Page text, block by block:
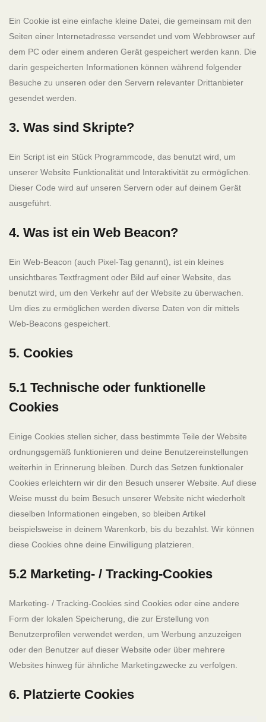
Ein Cookie ist eine einfache kleine Datei, die gemeinsam mit den
Seiten einer Internetadresse versendet und vom Webbrowser auf
dem PC oder einem anderen Gerät gespeichert werden kann. Die
darin gespeicherten Informationen können während folgender
Besuche zu unseren oder den Servern relevanter Drittanbieter
gesendet werden.
3. Was sind Skripte?
Ein Script ist ein Stück Programmcode, das benutzt wird, um
unserer Website Funktionalität und Interaktivität zu ermöglichen.
Dieser Code wird auf unseren Servern oder auf deinem Gerät
ausgeführt.
4. Was ist ein Web Beacon?
Ein Web-Beacon (auch Pixel-Tag genannt), ist ein kleines
unsichtbares Textfragment oder Bild auf einer Website, das
benutzt wird, um den Verkehr auf der Website zu überwachen.
Um dies zu ermöglichen werden diverse Daten von dir mittels
Web-Beacons gespeichert.
5. Cookies
5.1 Technische oder funktionelle
Cookies
Einige Cookies stellen sicher, dass bestimmte Teile der Website
ordnungsgemäß funktionieren und deine Benutzereinstellungen
weiterhin in Erinnerung bleiben. Durch das Setzen funktionaler
Cookies erleichtern wir dir den Besuch unserer Website. Auf diese
Weise musst du beim Besuch unserer Website nicht wiederholt
dieselben Informationen eingeben, so bleiben Artikel
beispielsweise in deinem Warenkorb, bis du bezahlst. Wir können
diese Cookies ohne deine Einwilligung platzieren.
5.2 Marketing- / Tracking-Cookies
Marketing- / Tracking-Cookies sind Cookies oder eine andere
Form der lokalen Speicherung, die zur Erstellung von
Benutzerprofilen verwendet werden, um Werbung anzuzeigen
oder den Benutzer auf dieser Website oder über mehrere
Websites hinweg für ähnliche Marketingzwecke zu verfolgen.
6. Platzierte Cookies